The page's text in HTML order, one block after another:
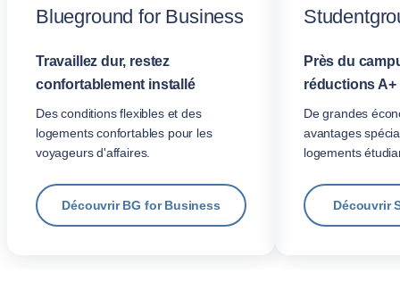
Blueground for Business
Travaillez dur, restez
confortablement installé
Des conditions flexibles et des
logements confortables pour les
voyageurs d'affaires.
Découvrir BG for Business
Près du
réductions A+
De grandes
avantages
logements
Découvrir